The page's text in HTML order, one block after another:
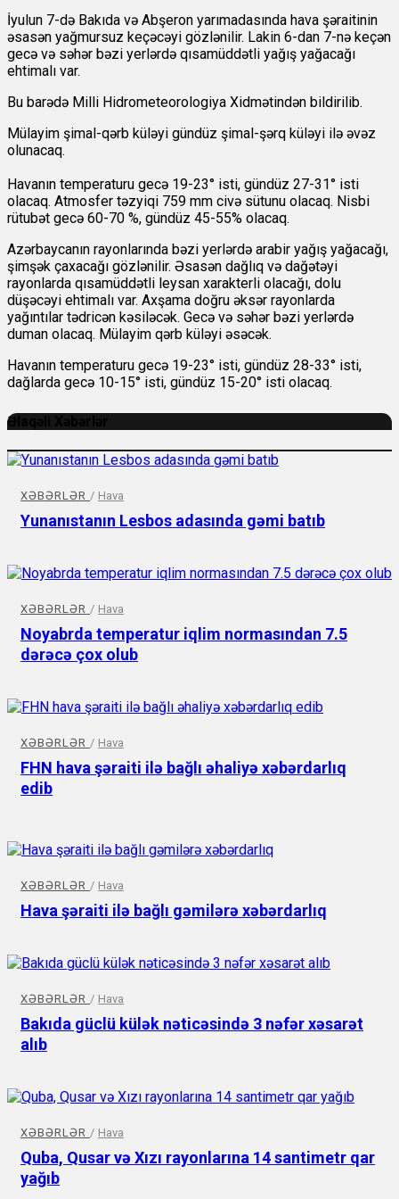
İyulun 7-də Bakıda və Abşeron yarımadasında hava şəraitinin
əsasən yağmursuz keçəcəyi gözlənilir. Lakin 6-dan 7-nə keçən
gecə və səhər bəzi yerlərdə qısamüddətli yağış yağacağı
ehtimalı var.
Bu barədə Milli Hidrometeorologiya Xidmətindən bildirilib.
Mülayim şimal-qərb küləyi gündüz şimal-şərq küləyi ilə əvəz
olunacaq.
Havanın temperaturu gecə 19-23° isti, gündüz 27-31° isti
olacaq. Atmosfer təzyiqi 759 mm civə sütunu olacaq. Nisbi
rütubət gecə 60-70 %, gündüz 45-55% olacaq.
Azərbaycanın rayonlarında bəzi yerlərdə arabir yağış yağacağı,
şimşək çaxacağı gözlənilir. Əsasən dağlıq və dağətəyi
rayonlarda qısamüddətli leysan xarakterli olacağı, dolu
düşəcəyi ehtimalı var. Axşama doğru əksər rayonlarda
yağıntılar tədricən kəsiləcək. Gecə və səhər bəzi yerlərdə
duman olacaq. Mülayim qərb küləyi əsəcək.
Havanın temperaturu gecə 19-23° isti, gündüz 28-33° isti,
dağlarda gecə 10-15° isti, gündüz 15-20° isti olacaq.
Əlaqəli Xəbərlər
XƏBƏRLƏR / Hava
Yunanıstanın Lesbos adasında gəmi batıb
XƏBƏRLƏR / Hava
Noyabrda temperatur iqlim normasından 7.5
dərəcə çox olub
XƏBƏRLƏR / Hava
FHN hava şəraiti ilə bağlı əhaliyə xəbərdarlıq
edib
XƏBƏRLƏR / Hava
Hava şəraiti ilə bağlı gəmilərə xəbərdarlıq
XƏBƏRLƏR / Hava
Bakıda güclü külək nəticəsində 3 nəfər xəsarət
alıb
XƏBƏRLƏR / Hava
Quba, Qusar və Xızı rayonlarına 14 santimetr qar
yağıb